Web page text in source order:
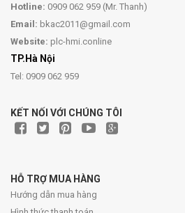
Hotline: 0909 062 959 (Mr. Thanh)
Email: bkac2011@gmail.com
Website: plc-hmi.conline
TP.Hà Nội
Tel: 0909 062 959
KẾT NỐI VỚI CHÚNG TÔI
HỖ TRỢ MUA HÀNG
Hướng dẫn mua hàng